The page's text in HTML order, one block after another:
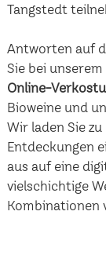
Tangstedt
Antworten auf
Sie bei unserem
Online-
Bioweine und
Wir laden Sie
Entdeckungen
aus auf eine
vielschichtige
Kombinationen